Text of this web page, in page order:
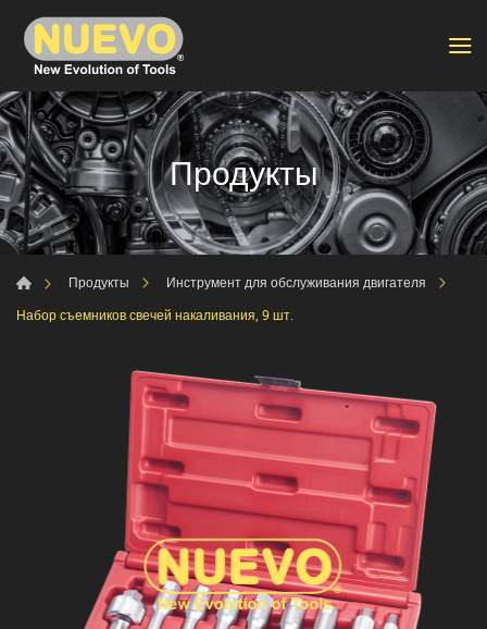
Продукты
Продукты
Инструмент для обслуживания двигателя
Набор съемников свечей накаливания, 9 шт.